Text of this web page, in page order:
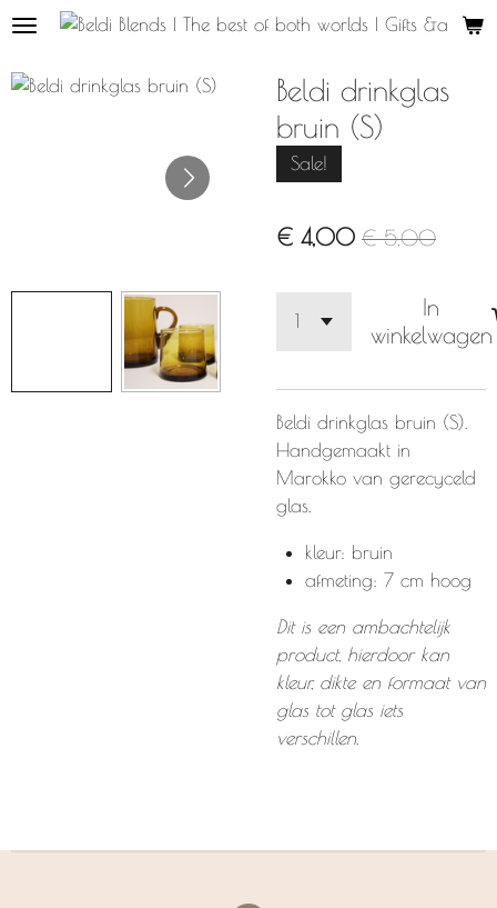
Ga
naar
Beldi drinkglas
bruin (S)
Sale!
€ 4,00 € 5,00
In
winkelwagen
Beldi drinkglas bruin (S).
Handgemaakt in
Marokko van gerecyceld
glas.
kleur: bruin
afmeting: 7 cm hoog
Dit is een ambachtelijk
product, hierdoor kan
kleur, dikte en formaat van
glas tot glas iets
verschillen.